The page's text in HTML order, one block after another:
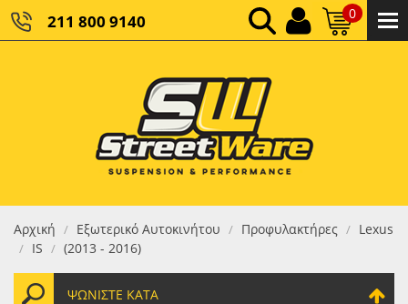
211 800 9140 0
ΚΑΘΑΡΌ ΣΎΝΟΛΟ:
ΤΕΛΙΚΌ ΣΎΝΟΛΟ:0,00 €
Αρχική / Εξωτερικό Αυτοκινήτου / Προφυλακτήρες / Lexus
/ IS / (2013 - 2016)
ΨΩΝΊΣΤΕ ΚΑΤΆ